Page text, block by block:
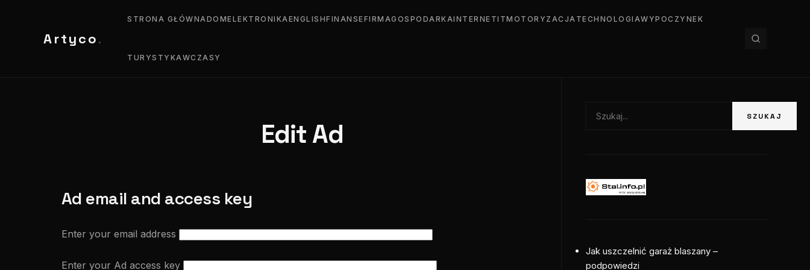
Artyco.
STRONA GŁÓWNADOMELEKTRONIKAENGLISHFINANSEFIRMAGOSPODARKAINTERNETITMOTORYZACJA TECHNOLOGIAWYPOCZYNEK
TURYSTYKAWCZASY
Edit Ad
Ad email and access key
Enter your email address
Enter your Ad access key
SZUKAJ
Jak uszczelnić garaż blaszany –
podpowiedzi